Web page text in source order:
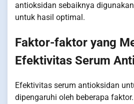
antioksidan sebaiknya
untuk hasil optimal.
Faktor-faktor yang
Efektivitas Serum
Efektivitas serum antioksidan
dipengaruhi oleh beberapa